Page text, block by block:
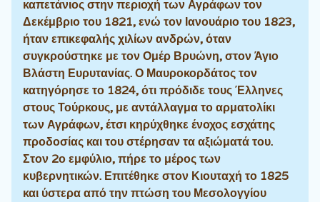
καπετάνιος στην περιοχή των Αγράφων τον
Δεκέμβριο του 1821, ενώ τον Ιανουάριο του 1823,
ήταν επικεφαλής χιλίων ανδρών, όταν
συγκρούστηκε με τον Ομέρ Βρυώνη, στον Άγιο
Βλάστη Ευρυτανίας. Ο Μαυροκορδάτος τον
κατηγόρησε το 1824, ότι πρόδιδε τους Έλληνες
στους Τούρκους, με αντάλλαγμα το αρματολίκι
των Αγράφων, έτσι κηρύχθηκε ένοχος εσχάτης
προδοσίας και του στέρησαν τα αξιώματά του.
Στον 2ο εμφύλιο, πήρε το μέρος των
κυβερνητικών. Επιτέθηκε στον Κιουταχή το 1825
και ύστερα από την πτώση του Μεσολογγίου